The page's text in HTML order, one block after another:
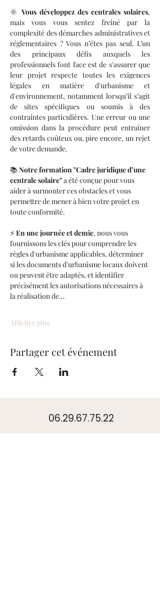
🌞 Vous développez des centrales solaires,
mais vous vous sentez freiné par la
complexité des démarches administratives et
réglementaires ? Vous n’êtes pas seul. L’un
des principaux défis auxquels les
professionnels font face est de s'assurer que
leur projet respecte toutes les exigences
légales en matière d'urbanisme et
d'environnement, notamment lorsqu’il s’agit
de sites spécifiques ou soumis à des
contraintes particulières. Une erreur ou une
omission dans la procédure peut entraîner
des retards coûteux ou, pire encore, un rejet
de votre demande.
📚 Notre formation "Cadre juridique d’une
centrale solaire" a été conçue pour vous
aider à surmonter ces obstacles et vous
permettre de mener à bien votre projet en
toute conformité.
⚡ En une journée et demie, nous vous
fournissons les clés pour comprendre les
règles d'urbanisme applicables, déterminer
si les documents d'urbanisme locaux doivent
ou peuvent être adaptés, et identifier
précisément les autorisations nécessaires à
la réalisation de…
Afficher plus
Partager cet événement
06.29.67.75.22